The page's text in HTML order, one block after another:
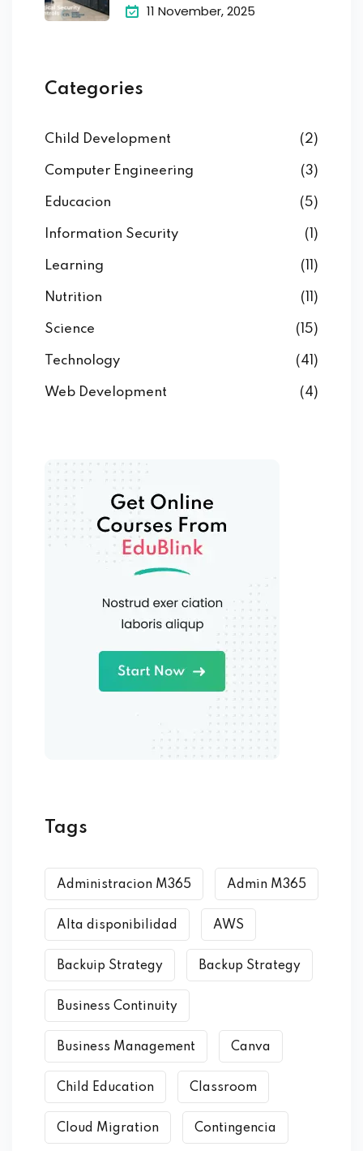
11 November, 2025
Categories
Child Development (2)
Computer Engineering (3)
Educacion (5)
Information Security (1)
Learning (11)
Nutrition (11)
Science (15)
Technology (41)
Web Development (4)
Tags
Administracion M365 Admin M365
Alta disponibilidad AWS
Backuip Strategy Backup Strategy
Business Continuity
Business Management Canva
Child Education Classroom
Cloud Migration Contingencia